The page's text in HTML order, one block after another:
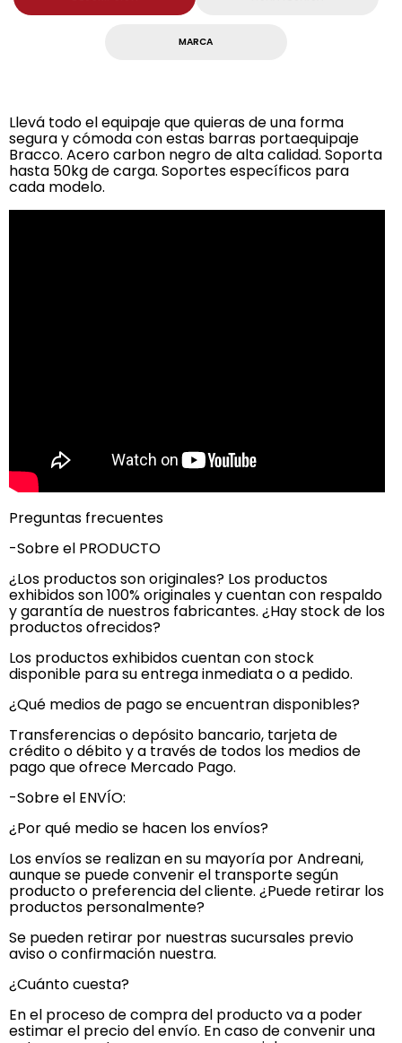
MARCA
Llevá todo el equipaje que quieras de una forma
segura y cómoda con estas barras portaequipaje
Bracco. Acero carbon negro de alta calidad. Soporta
hasta 50kg de carga. Soportes específicos para
cada modelo.
Preguntas frecuentes
-Sobre el PRODUCTO
¿Los productos son originales? Los productos
exhibidos son 100% originales y cuentan con respaldo
y garantía de nuestros fabricantes. ¿Hay stock de los
productos ofrecidos?
Los productos exhibidos cuentan con stock
disponible para su entrega inmediata o a pedido.
¿Qué medios de pago se encuentran disponibles?
Transferencias o depósito bancario, tarjeta de
crédito o débito y a través de todos los medios de
pago que ofrece Mercado Pago.
-Sobre el ENVÍO:
¿Por qué medio se hacen los envíos?
Los envíos se realizan en su mayoría por Andreani,
aunque se puede convenir el transporte según
producto o preferencia del cliente. ¿Puede retirar los
productos personalmente?
Se pueden retirar por nuestras sucursales previo
aviso o confirmación nuestra.
¿Cuánto cuesta?
En el proceso de compra del producto va a poder
estimar el precio del envío. En caso de convenir una